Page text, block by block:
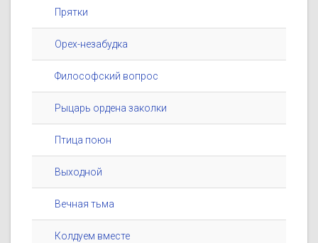
Прятки
Орех-незабудка
Философский вопрос
Рыцарь ордена заколки
Птица поюн
Выходной
Вечная тьма
Колдуем вместе